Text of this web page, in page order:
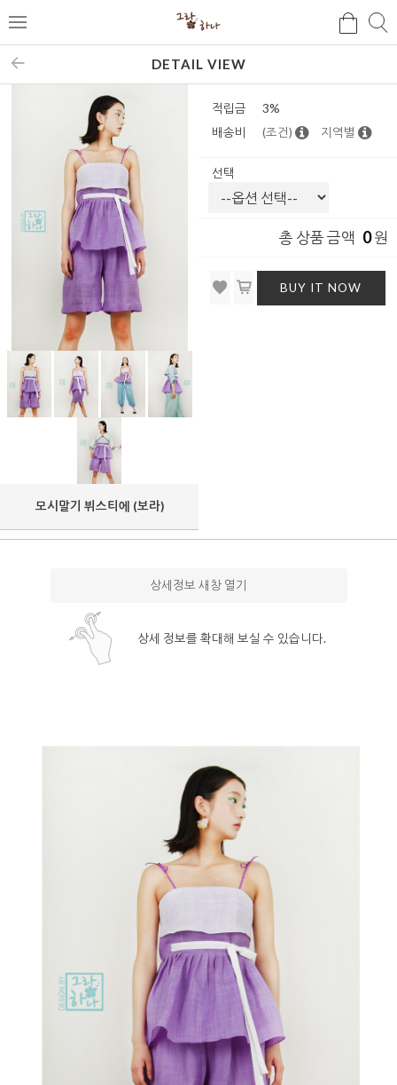
메
뉴
색
검
DETAIL VIEW
모시말기 뷔스티에 (보라)
적립금
3%
배송비
(조건) 지역별
선택
총 상품 금액 0원
BUY IT NOW
상세정보 새창 열기
상세 정보를 확대해 보실 수 있습니다.